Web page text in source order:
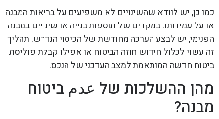
כמו כן, יש לוודא שהשינויים לא משפיעים על בריאות המבנה
או על עמידותו. במקרים של תוספות בנייה או שינויים במבנה
הפנימי, יש לבצע הערכה מחודשת של הכיסוי הנדרש. תהליך
זה עשוי לכלול חידוש חוזה הביטוח או אפילו קבלת פוליסת
ביטוח חדשה המותאמת למצב העדכני של הנכס.
מהן ההשלכות של عدم ביטוח
מבנה?